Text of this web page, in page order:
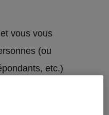
vous vous
(ou
etc.)
être êtes-vous